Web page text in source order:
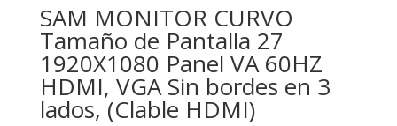
SAM MONITOR CURVO
Tamaño de Pantalla 27
1920X1080 Panel VA 60HZ
HDMI, VGA Sin bordes en 3
lados, (Clable HDMI)